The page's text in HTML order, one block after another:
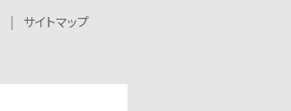
サイトマップ